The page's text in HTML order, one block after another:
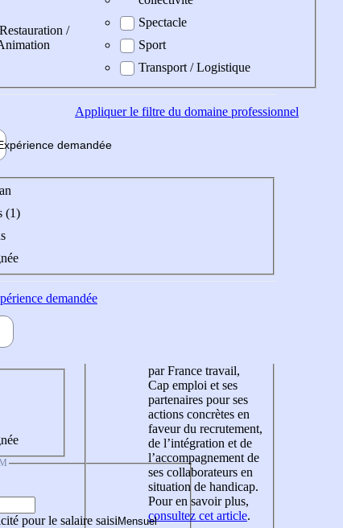
/
Spectacle
Sport
Transport / Logistique
Appliquerle filtre du domaine professionnel
demandée
(1)
demandée
pour le salaire saisi
par France travail,
Cap emploi et ses
partenaires pour ses
actions concrètes en
faveur du recrutement,
de l’intégration et de
l’accompagnement de
ses collaborateurs en
situation de handicap.
Pour en savoir plus,
consultez cet article.